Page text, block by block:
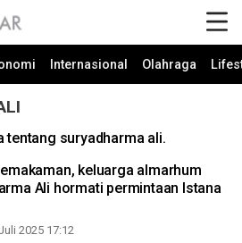
Internasional Olahraga
tentang suryadharma ali.
keluarga almarhum
Ali hormati permintaan Istana
2025 17:12